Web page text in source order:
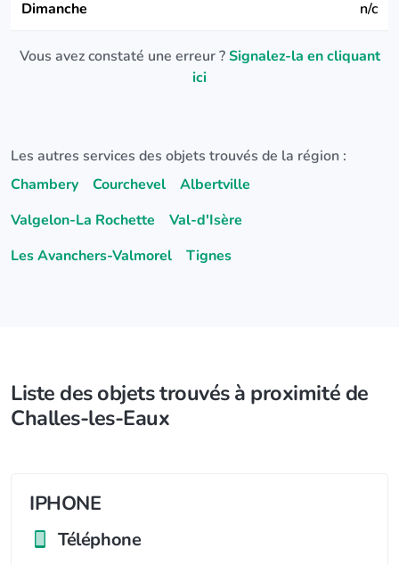
Dimanche n/c
Vous avez constaté une erreur ?Signalez-la en cliquant
ici
Les autres services des objets trouvés de la région :
Chambery
Courchevel
Albertville
Valgelon-La Rochette
Val-d'Isère
Les Avanchers-Valmorel
Tignes
Liste des objets trouvés à proximité de
Challes-les-Eaux
IPHONE
Téléphone